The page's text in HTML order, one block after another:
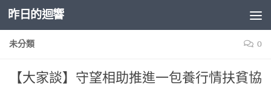
Skip to content
昨日的迴響
未分類 0
【大家談】守望相助推進一包養行情扶貧協